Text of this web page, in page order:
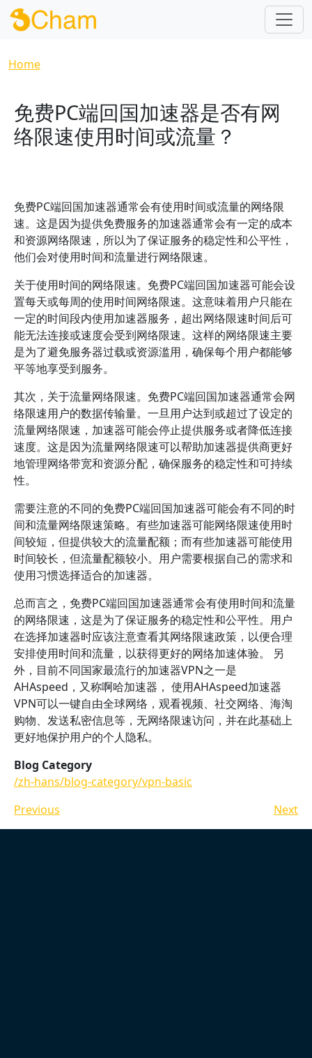
Skip to main content
Breadcrumb
Home
免费PC端回国加速器是否有网
络限速使用时间或流量？
免费PC端回国加速器通常会有使用时间或流量的网络限
速。这是因为提供免费服务的加速器通常会有一定的成本
和资源网络限速，所以为了保证服务的稳定性和公平性，
他们会对使用时间和流量进行网络限速。
关于使用时间的网络限速。免费PC端回国加速器可能会设
置每天或每周的使用时间网络限速。这意味着用户只能在
一定的时间段内使用加速器服务，超出网络限速时间后可
能无法连接或速度会受到网络限速。这样的网络限速主要
是为了避免服务器过载或资源滥用，确保每个用户都能够
平等地享受到服务。
其次，关于流量网络限速。免费PC端回国加速器通常会网
络限速用户的数据传输量。一旦用户达到或超过了设定的
流量网络限速，加速器可能会停止提供服务或者降低连接
速度。这是因为流量网络限速可以帮助加速器提供商更好
地管理网络带宽和资源分配，确保服务的稳定性和可持续
性。
需要注意的不同的免费PC端回国加速器可能会有不同的时
间和流量网络限速策略。有些加速器可能网络限速使用时
间较短，但提供较大的流量配额；而有些加速器可能使用
时间较长，但流量配额较小。用户需要根据自己的需求和
使用习惯选择适合的加速器。
总而言之，免费PC端回国加速器通常会有使用时间和流量
的网络限速，这是为了保证服务的稳定性和公平性。用户
在选择加速器时应该注意查看其网络限速政策，以便合理
安排使用时间和流量，以获得更好的网络加速体验。 另
外，目前不同国家最流行的加速器VPN之一是
AHAspeed，又称啊哈加速器， 使用AHAspeed加速器
VPN可以一键自由全球网络，观看视频、社交网络、海淘
购物、发送私密信息等，无网络限速访问，并在此基础上
更好地保护用户的个人隐私。
Blog Category
/zh-hans/blog-category/vpn-basic
Previous
Next